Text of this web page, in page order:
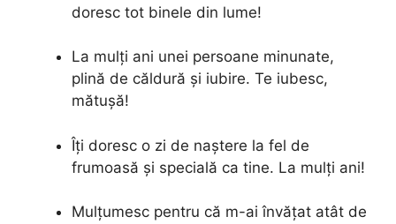
doresc tot binele din lume!
La mulți ani unei persoane minunate,
plină de căldură și iubire. Te iubesc,
mătușă!
Îți doresc o zi de naștere la fel de
frumoasă și specială ca tine. La mulți ani!
Mulțumesc pentru că m-ai învățat atât de